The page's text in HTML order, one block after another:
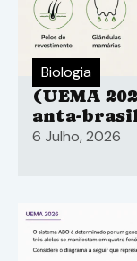
Biologia
(UEMA
anta-
6 Julho, 2026